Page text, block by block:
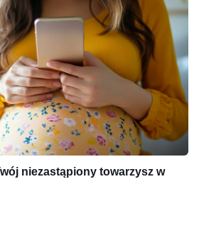
niezastąpiony towarzysz w